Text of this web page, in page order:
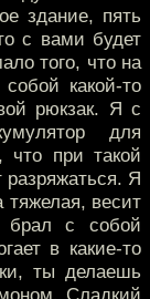
здание, пять
с вами будет
того, что на
какой-то
рюкзак. Я с
для
что при такой
разряжаться. Я
тяжелая, весит
брал с собой
в какие-то
ты делаешь